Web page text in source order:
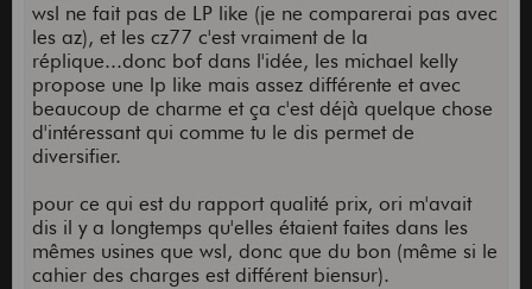
wsl ne fait pas de LP like (je ne comparerai pas avec
les az), et les cz77 c'est vraiment de la
réplique...donc bof dans l'idée, les michael kelly
propose une lp like mais assez différente et avec
beaucoup de charme et ça c'est déjà quelque chose
d'intéressant qui comme tu le dis permet de
diversifier.
pour ce qui est du rapport qualité prix, ori m'avait
dis il y a longtemps qu'elles étaient faites dans les
mêmes usines que wsl, donc que du bon (même si le
cahier des charges est différent biensur).